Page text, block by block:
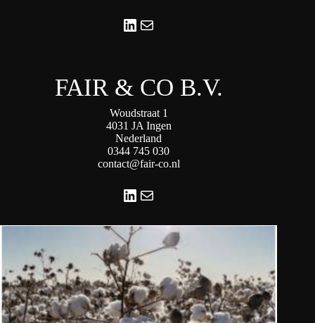
LinkedIn
E-mail
FAIR & CO B.V.
Woudstraat 1
4031 JA Ingen
Nederland
0344 745 030
contact@fair-co.nl
LinkedIn
E-mail